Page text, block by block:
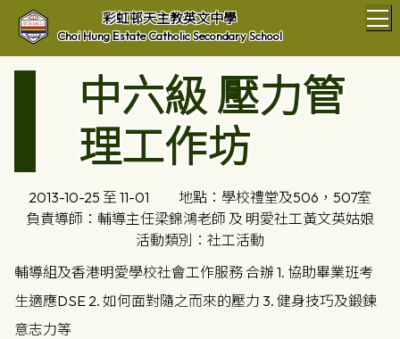
彩虹邨天主教英文中學
Choi Hung Estate Catholic Secondary School
中六級 壓力管
理工作坊
2013-10-25 至 11-01
地點：學校禮堂及506，507室
負責導師：輔導主任梁錦鴻老師 及 明愛社工黃文英姑娘
活動類別：社工活動
輔導組及香港明愛學校社會工作服務 合辦 1. 協助畢業班考
生適應DSE 2. 如何面對隨之而來的壓力 3. 健身技巧及鍛鍊
意志力等